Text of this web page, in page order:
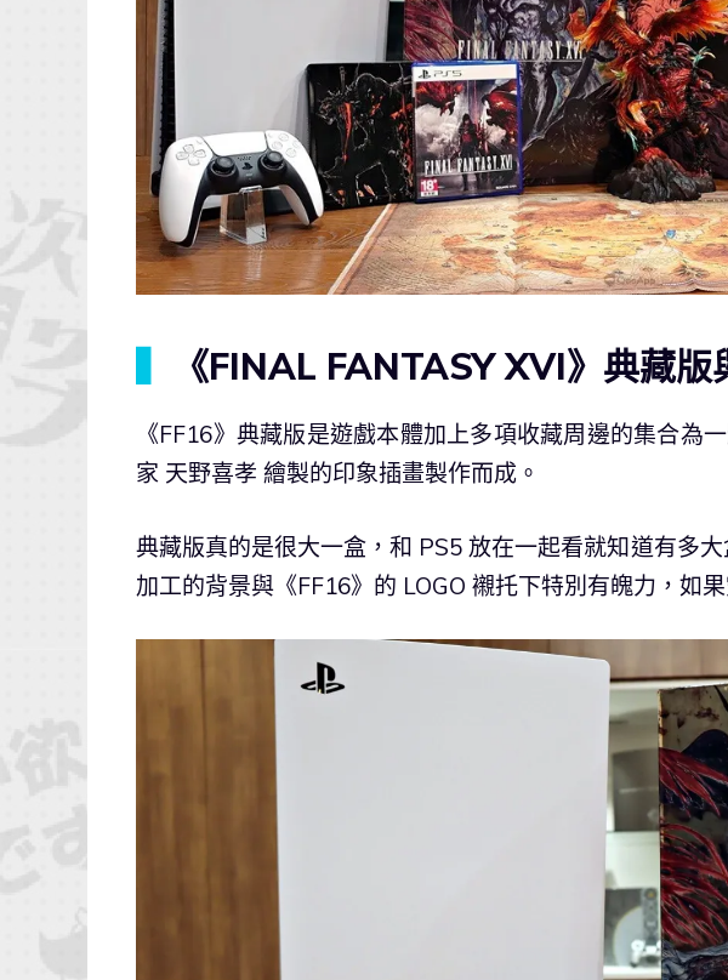
《FINAL FANTASY XVI》典藏版
《FF16》典藏版是遊戲本體加上多項收藏周邊的集合為
家 天野喜孝 繪製的印象插畫製作而成。
典藏版真的是很大一盒，和 PS5 放在一起看就知道有多
加工的背景與《FF16》的 LOGO 襯托下特別有魄力，如